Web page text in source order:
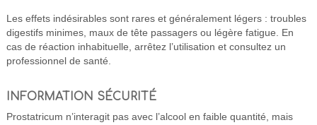
Les effets indésirables sont rares et généralement légers : troubles
digestifs minimes, maux de tête passagers ou légère fatigue. En
cas de réaction inhabituelle, arrêtez l’utilisation et consultez un
professionnel de santé.
INFORMATION SÉCURITÉ
Prostatricum n’interagit pas avec l’alcool en faible quantité, mais